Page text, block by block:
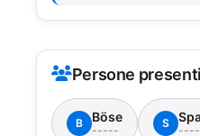
Persone presenti
B Böse
----- S